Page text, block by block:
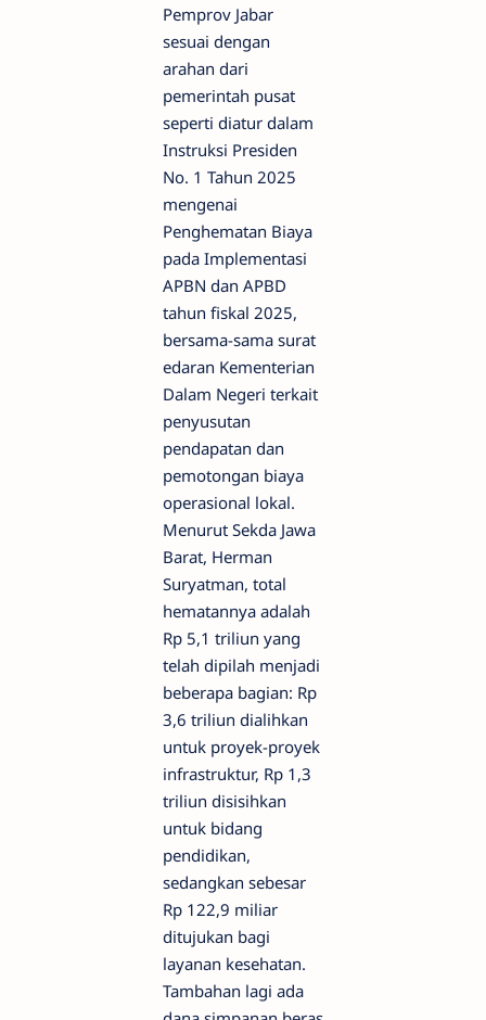
Pemprov Jabar
sesuai dengan
arahan dari
pemerintah pusat
seperti diatur dalam
Instruksi Presiden
No. 1 Tahun 2025
mengenai
Penghematan Biaya
pada Implementasi
APBN dan APBD
tahun fiskal 2025,
bersama-sama surat
edaran Kementerian
Dalam Negeri terkait
penyusutan
pendapatan dan
pemotongan biaya
operasional lokal.
Menurut Sekda Jawa
Barat, Herman
Suryatman, total
hematannya adalah
Rp 5,1 triliun yang
telah dipilah menjadi
beberapa bagian: Rp
3,6 triliun dialihkan
untuk proyek-proyek
infrastruktur, Rp 1,3
triliun disisihkan
untuk bidang
pendidikan,
sedangkan sebesar
Rp 122,9 miliar
ditujukan bagi
layanan kesehatan.
Tambahan lagi ada